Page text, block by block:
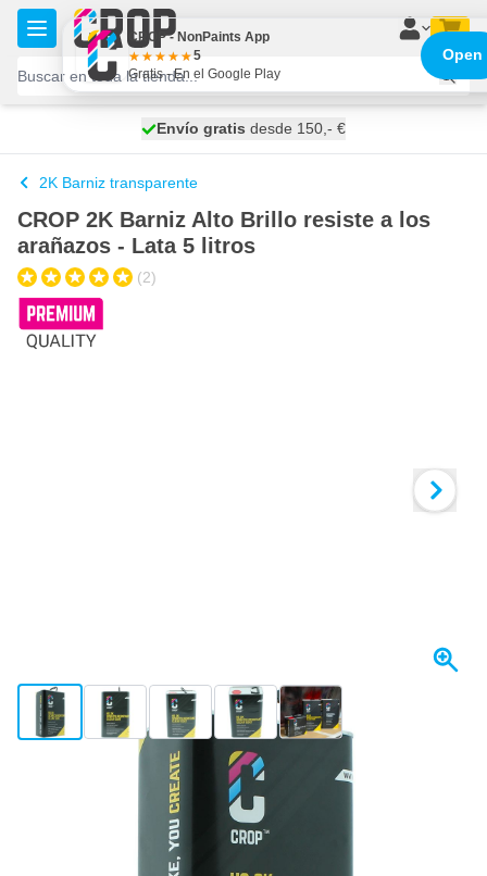
Ir al contenido
se envía hoy
Envío gratis desde 150,- €
100 días
2K Barniz transparente
CROP 2K Barniz Alto Brillo resiste a los
arañazos - Lata 5 litros
(2)
View larger imageView larger imageView larger imageView larger imageView larger image
CROP 2K Barniz Alto Brillo resiste a los arañazos - Lata 5 litros
CROP - NonPaints App
5
Gratis - En el Google Play
Open